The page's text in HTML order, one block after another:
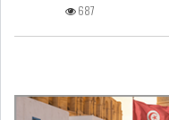
SECTEURS
687